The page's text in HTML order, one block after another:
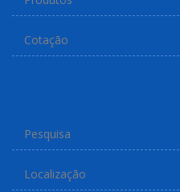
Cotação
Pesquisa
Localização